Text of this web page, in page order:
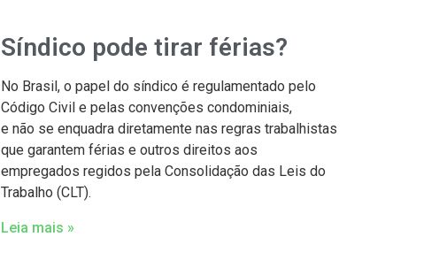
Síndico pode tirar férias?
No Brasil, o papel do síndico é regulamentado pelo
Código Civil e pelas convenções condominiais,
e não se enquadra diretamente nas regras trabalhistas
que garantem férias e outros direitos aos
empregados regidos pela Consolidação das Leis do
Trabalho (CLT).
Leia mais »